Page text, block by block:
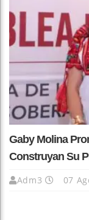
Gaby Molina
Construyan Su
Adm3 07